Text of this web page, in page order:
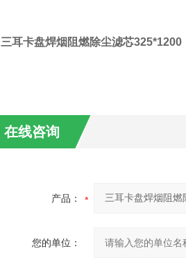
三耳卡盘焊烟阻燃除尘滤芯325*1200
在线咨询
产品：
您的单位：